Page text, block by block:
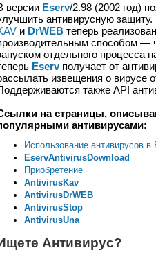
версии Eserv/2.98 (2002 год)
антивирусную
и DrWEB теперь
способом —
отдельного процесса
Eservполучает от
извещения о вирусе
также API
на страницы,
антивирусами:
Использование антивирусов в
EservAntivirusDownload
Приобретение
AntivirusKav
AntivirusDrWEB
AntivirusStop
AntivirusUna
Антивирус?